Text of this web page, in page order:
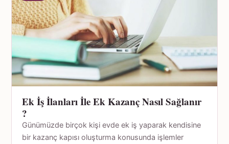
Ek İş İlanları İle Ek Kazanç Nasıl Sağlanır
?
Günümüzde birçok kişi evde ek iş yaparak kendisine
bir kazanç kapısı oluşturma konusunda işlemler